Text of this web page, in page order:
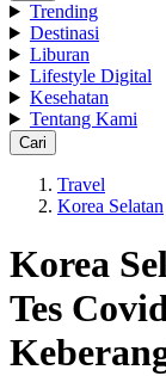
Trending
Destinasi
Liburan
Lifestyle Digital
Kesehatan
Tentang Kami
Cari
Travel
Korea Selatan
Korea
Tes